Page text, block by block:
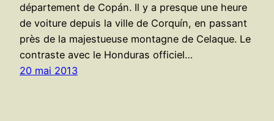
département de Copán. Il y a presque une heure
de voiture depuis la ville de Corquín, en passant
près de la majestueuse montagne de Celaque. Le
contraste avec le Honduras officiel…
20 mai 2013